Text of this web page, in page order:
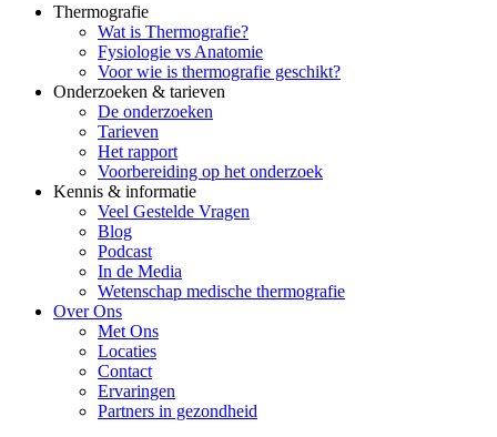
Thermografie
Wat is Thermografie?
Fysiologie vs Anatomie
Voor wie is thermografie geschikt?
Onderzoeken & tarieven
De onderzoeken
Tarieven
Het rapport
Voorbereiding op het onderzoek
Kennis & informatie
Veel Gestelde Vragen
Blog
Podcast
In de Media
Wetenschap medische thermografie
Over Ons
Met Ons
Locaties
Contact
Ervaringen
Partners in gezondheid